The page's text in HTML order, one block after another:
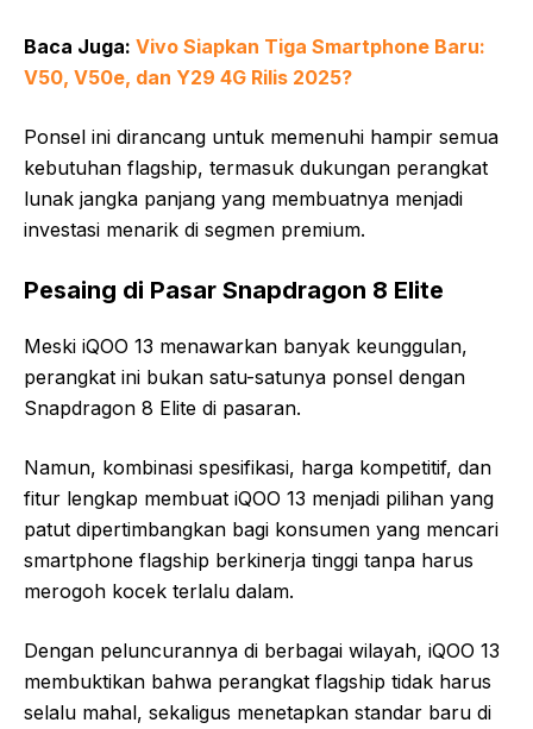
Baca Juga: Vivo Siapkan Tiga Smartphone Baru:
V50, V50e, dan Y29 4G Rilis 2025?
Ponsel ini dirancang untuk memenuhi hampir semua
kebutuhan flagship, termasuk dukungan perangkat
lunak jangka panjang yang membuatnya menjadi
investasi menarik di segmen premium.
Pesaing di Pasar Snapdragon 8 Elite
Meski iQOO 13 menawarkan banyak keunggulan,
perangkat ini bukan satu-satunya ponsel dengan
Snapdragon 8 Elite di pasaran.
Namun, kombinasi spesifikasi, harga kompetitif, dan
fitur lengkap membuat iQOO 13 menjadi pilihan yang
patut dipertimbangkan bagi konsumen yang mencari
smartphone flagship berkinerja tinggi tanpa harus
merogoh kocek terlalu dalam.
Dengan peluncurannya di berbagai wilayah, iQOO 13
membuktikan bahwa perangkat flagship tidak harus
selalu mahal, sekaligus menetapkan standar baru di